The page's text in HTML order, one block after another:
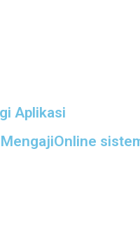
Aplikasi